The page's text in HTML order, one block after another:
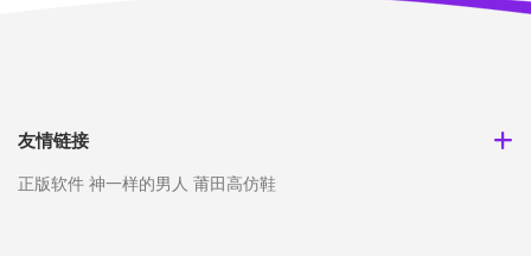
友情链接
正版软件 神一样的男人 莆田高仿鞋